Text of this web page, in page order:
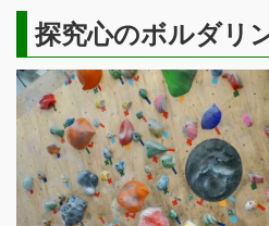
探究心のボルダリ